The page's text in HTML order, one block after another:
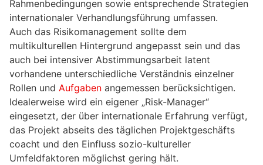
Rahmenbedingungen sowie entsprechende Strategien
internationaler Verhandlungsführung umfassen.
Auch das Risikomanagement sollte dem
multikulturellen Hintergrund angepasst sein und das
auch bei intensiver Abstimmungsarbeit latent
vorhandene unterschiedliche Verständnis einzelner
Rollen und Aufgaben angemessen berücksichtigen.
Idealerweise wird ein eigener „Risk-Manager“
eingesetzt, der über internationale Erfahrung verfügt,
das Projekt abseits des täglichen Projektgeschäfts
coacht und den Einfluss sozio-kultureller
Umfeldfaktoren möglichst gering hält.